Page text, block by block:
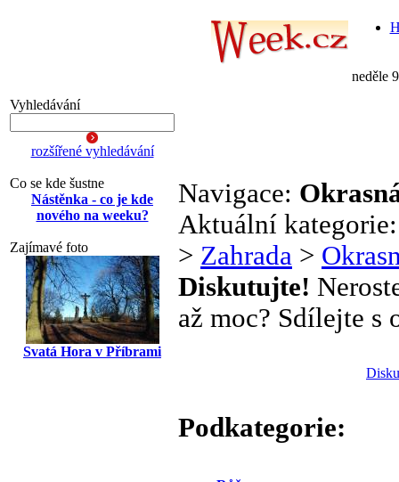
neděle
Vyhledávání
rozšířené vyhledávání
Co se kde šustne
Nástěnka - co je kde
nového na weeku?
Zajímavé foto
Svatá Hora v Příbrami
Navigace:
Aktuální
> Zahrada >
Diskutujte!
až moc? Sdílejte s
Podkategorie: